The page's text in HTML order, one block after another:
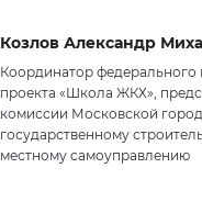
Козлов Александр
Координатор федерального
проекта «Школа ЖКХ»,
комиссии Московской
государственному
местному самоуправлению